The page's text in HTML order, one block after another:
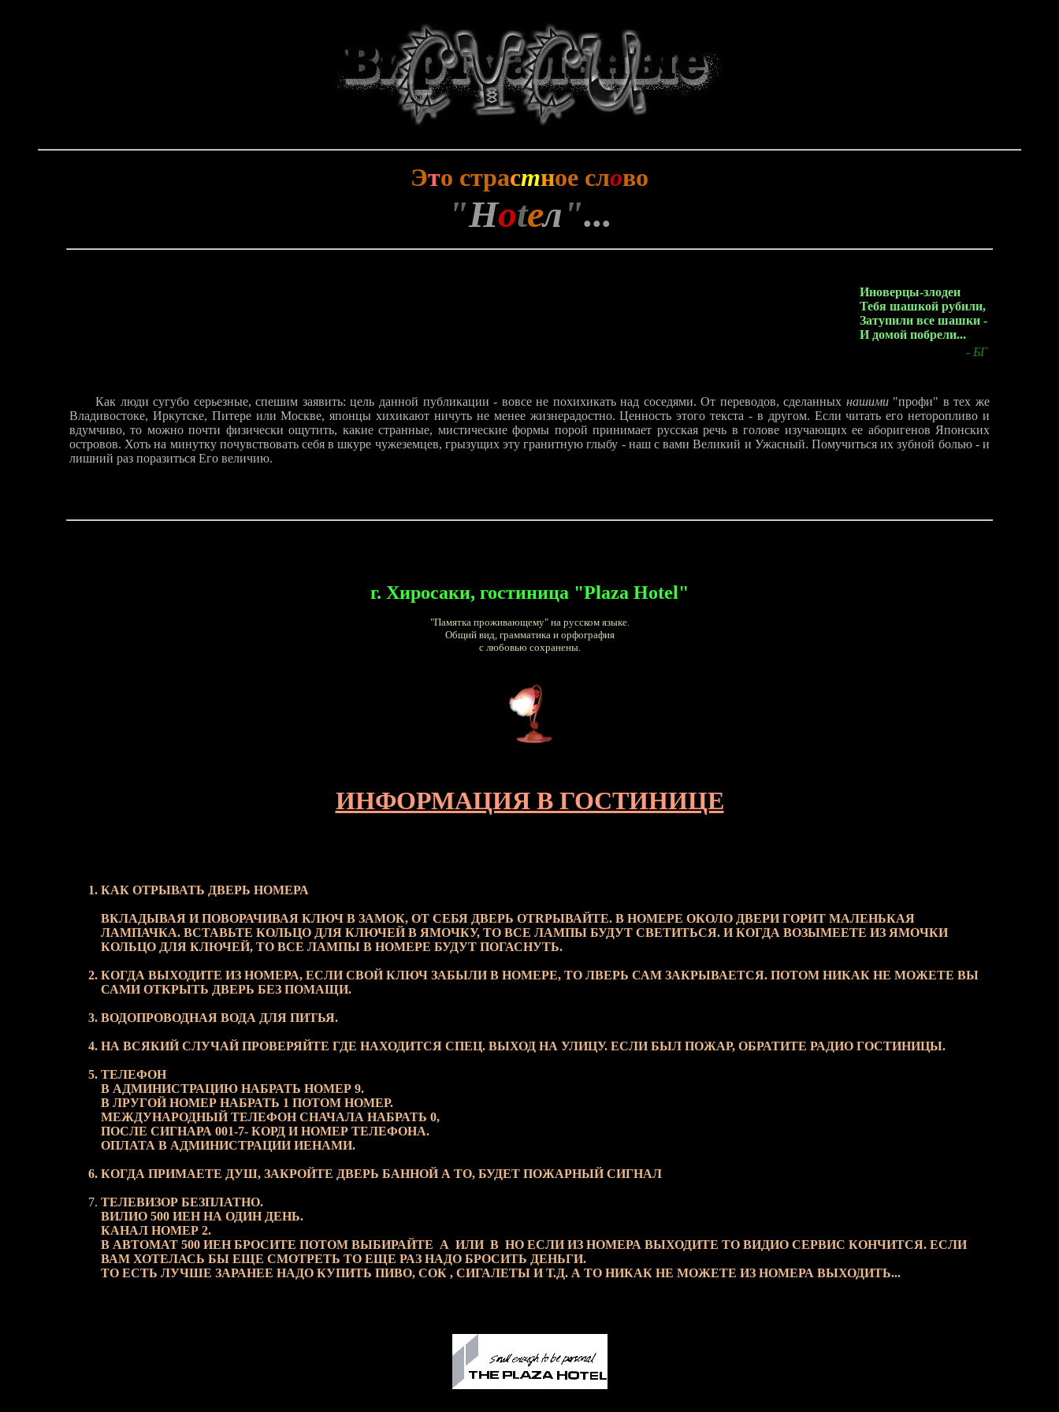
Это страстное слово
"Нotел"...
Иноверцы-злодеи
Тебя шашкой рубили,
Затупили все шашки -
И домой побрели...
- БГ
Как люди сугубо серьезные, спешим заявить: цель данной публикации - вовсе не похихикать над соседями. От переводов, сделанных нашими "профи" в тех же
Владивостоке, Иркутске, Питере или Москве, японцы хихикают ничуть не менее жизнерадостно. Ценность этого текста - в другом. Если читать его неторопливо и
вдумчиво, то можно почти физически ощутить, какие странные, мистические формы порой принимает русская речь в голове изучающих ее аборигенов Японских
островов. Хоть на минутку почувствовать себя в шкуре чужеземцев, грызущих эту гранитную глыбу - наш с вами Великий и Ужасный. Помучиться их зубной болью - и
лишний раз поразиться Его величию.
г. Хиросаки, гостиница "Plaza Hotel"
"Памятка проживающему" на русском языке.
Общий вид, грамматика и орфография
с любовью сохранены.
ИНФОРМАЦИЯ В ГОСТИНИЦЕ
КАК ОТРЫВАТЬ ДВЕРЬ НОМЕРА
ВКЛАДЫВАЯ И ПОВОРАЧИВАЯ КЛЮЧ В ЗАМОК, ОТ СЕБЯ ДВЕРЬ ОТRРЫВАЙТЕ. В НОМЕРЕ ОКОЛО ДВЕРИ ГОРИТ МАЛЕНЬКАЯ
ЛАМПАЧКА. ВСТАВЬТЕ КОЛЬЦО ДЛЯ КЛЮЧЕЙ В ЯМОЧКУ, ТО ВСЕ ЛАМПЫ БУДУТ СВЕТИТЬСЯ. И КОГДА ВОЗЫМЕЕТЕ ИЗ ЯМОЧКИ
КОЛЬЦО ДЛЯ КЛЮЧЕЙ, ТО ВСЕ ЛАМПЫ В НОМЕРЕ БУДУТ ПОГАСНУТЬ.
КОГДА ВЫХОДИТЕ ИЗ НОМЕРА, ЕСЛИ СВОЙ КЛЮЧ ЗАБЫЛИ В НОМЕРЕ, ТО ЛВЕРЬ САМ ЗАКРЫВАЕТСЯ. ПОТОМ НИКАК НЕ МОЖЕТЕ ВЫ
САМИ ОТКРЫТЬ ДВЕРЬ БЕЗ ПОМАЩИ.
ВОДОПРОВОДНАЯ ВОДА ДЛЯ ПИТЬЯ.
НА ВСЯКИЙ СЛУЧАЙ ПРОВЕРЯЙТЕ ГДЕ НАХОДИТСЯ СПЕЦ. ВЫХОД НА УЛИЦУ. ЕСЛИ БЫЛ ПОЖАР, ОБРАТИТЕ РАДИО ГОСТИНИЦЫ.
ТЕЛЕФОН
В АДМИНИСТРАЦИЮ НАБРАТЬ НОМЕР 9.
В ЛРУГОЙ НОМЕР НАБРАТЬ 1 ПОТОМ НОМЕР.
МЕЖДУНАРОДНЫЙ ТЕЛЕФОН СНАЧАЛА НАБРАТЬ 0,
ПОСЛЕ СИГНАРА 001-7- КОРД И НОМЕР ТЕЛЕФОНА.
ОПЛАТА В АДМИНИСТРАЦИИ ИЕНАМИ.
КОГДА ПРИМАЕТЕ ДУШ, ЗАКРОЙТЕ ДВЕРЬ БАННОЙ А ТО, БУДЕТ ПОЖАРНЫЙ СИГНАЛ
ТЕЛЕВИЗОР БЕЗПЛАТНО.
ВИЛИО 500 ИЕН НА ОДИН ДЕНЬ.
КАНАЛ НОМЕР 2.
В АВТОМАТ 500 ИЕН БРОСИТЕ ПОТОМ ВЫБИРАЙТЕ А ИЛИ В НО ЕСЛИ ИЗ НОМЕРА ВЫХОДИТЕ ТО ВИДИО СЕРВИС КОНЧИТСЯ. ЕСЛИ
ВАМ ХОТЕЛАСЬ БЫ ЕЩЕ СМОТРЕТЬ ТО ЕЩЕ РАЗ НАДО БРОСИТЬ ДЕНЬГИ.
ТО ЕСТЬ ЛУЧШЕ ЗАРАНЕЕ НАДО КУПИТЬ ПИВО, СОК , СИГАЛЕТЫ И Т.Д. А ТО НИКАК НЕ МОЖЕТЕ ИЗ НОМЕРА ВЫХОДИТЬ...